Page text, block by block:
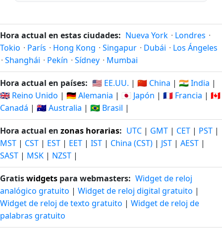
Hora actual en estas ciudades: Nueva York · Londres ·
Tokio · París · Hong Kong · Singapur · Dubái · Los Ángeles
· Shanghái · Pekín · Sídney · Mumbai
Hora actual en países: 🇺🇸 EE.UU. | 🇨🇳 China | 🇮🇳 India |
🇬🇧 Reino Unido | 🇩🇪 Alemania | 🇯🇵 Japón | 🇫🇷 Francia | 🇨🇦
Canadá | 🇦🇺 Australia | 🇧🇷 Brasil |
Hora actual en zonas horarias: UTC | GMT | CET | PST |
MST | CST | EST | EET | IST | China (CST) | JST | AEST |
SAST | MSK | NZST |
Gratiswidgets para webmasters: Widget de reloj
analógico gratuito | Widget de reloj digital gratuito |
Widget de reloj de texto gratuito | Widget de reloj de
palabras gratuito